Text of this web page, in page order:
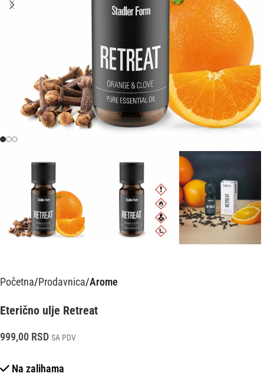
Početna Prodavnica Arome
Eterično ulje Retreat
999,00 RSD SA PDV
Na zalihama